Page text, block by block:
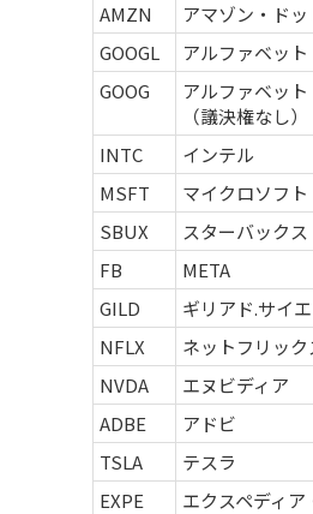
AMZN
アマゾン・ド
GOOGL
アルファベット
GOOG
アルファベット
（議決権なし）
INTC インテル
MSFT
マイクロソフト
SBUX
スターバックス
FB
META
GILD
ギリアド.サイ
NFLX
ネットフリック
NVDA
エヌビディア
ADBE
アドビ
TSLA
テスラ
EXPE
エクスペディア